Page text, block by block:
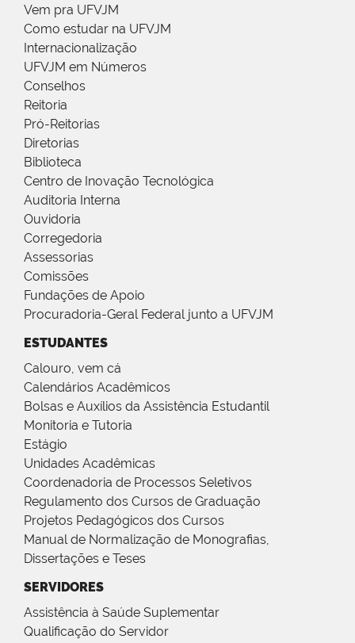
Vem pra UFVJM
Como estudar na UFVJM
Internacionalização
UFVJM em Números
Conselhos
Reitoria
Pró-Reitorias
Diretorias
Biblioteca
Centro de Inovação Tecnológica
Auditoria Interna
Ouvidoria
Corregedoria
Assessorias
Comissões
Fundações de Apoio
Procuradoria-Geral Federal junto a UFVJM
ESTUDANTES
Calouro, vem cá
Calendários Acadêmicos
Bolsas e Auxílios da Assistência Estudantil
Monitoria e Tutoria
Estágio
Unidades Acadêmicas
Coordenadoria de Processos Seletivos
Regulamento dos Cursos de Graduação
Projetos Pedagógicos dos Cursos
Manual de Normalização de Monografias,
Dissertações e Teses
SERVIDORES
Assistência à Saúde Suplementar
Qualificação do Servidor